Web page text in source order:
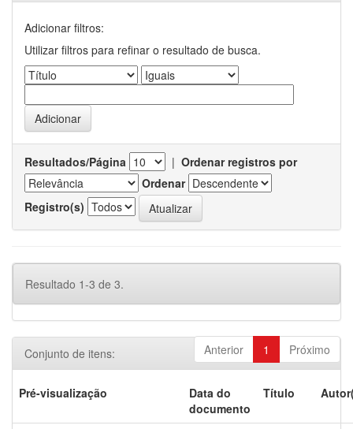
Adicionar filtros:
Utilizar filtros para refinar o resultado de busca.
Resultados/Página | Ordenar registros por
Ordenar
Registro(s)
Resultado 1-3 de 3.
Anterior 1 Próximo
Conjunto de itens:
Pré-visualização
Data do
documento
Título